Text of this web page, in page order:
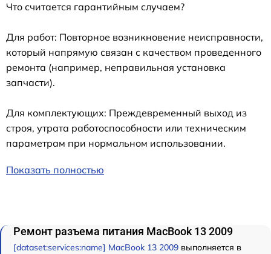
Что считается гарантийным случаем?
Для работ: Повторное возникновение неисправности,
который напрямую связан с качеством проведенного
ремонта (например, неправильная установка
запчасти).
Для комплектующих: Преждевременный выход из
строя, утрата работоспособности или техническим
параметрам при нормальном использовании.
Показать полностью
Ремонт разъема питания MacBook 13 2009
[dataset:services:name] MacBook 13 2009 выполняется в